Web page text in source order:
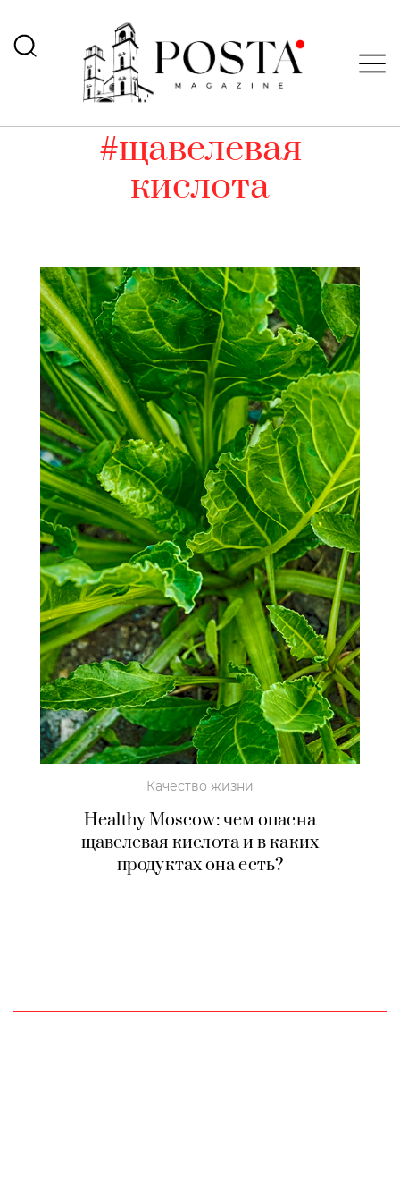
#щавелевая
кислота
Качество жизни
Healthy Moscow: чем опасна
щавелевая кислота и в каких
продуктах она есть?